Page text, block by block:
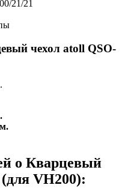
21/21
чехол atoll QSO-
о Кварцевый
VH200):